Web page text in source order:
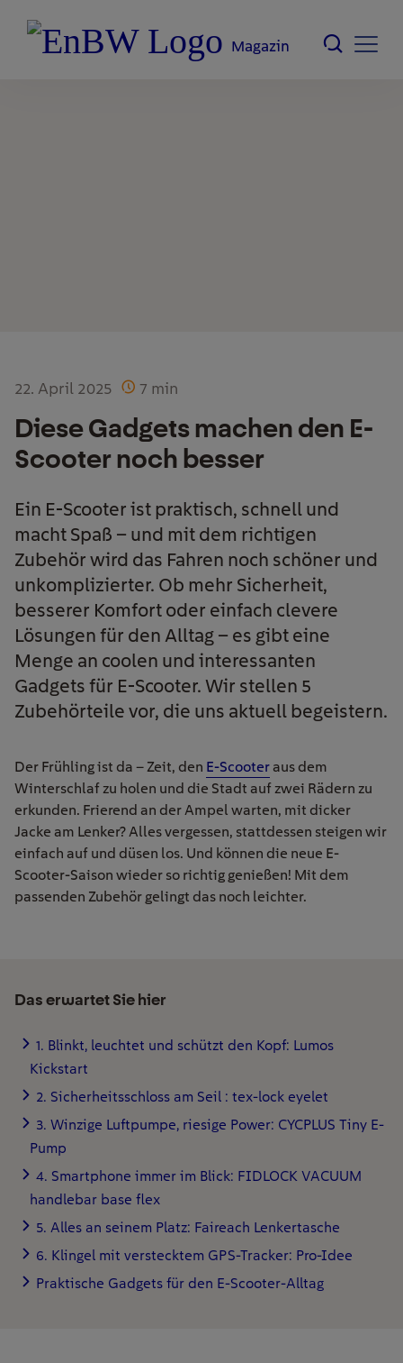
Magazin
22. April 2025 7 min
Diese Gadgets machen den E-
Scooter noch besser
Ein E-Scooter ist praktisch, schnell und
macht Spaß – und mit dem richtigen
Zubehör wird das Fahren noch schöner und
unkomplizierter. Ob mehr Sicherheit,
besserer Komfort oder einfach clevere
Lösungen für den Alltag – es gibt eine
Menge an coolen und interessanten
Gadgets für E-Scooter. Wir stellen 5
Zubehörteile vor, die uns aktuell begeistern.
Der Frühling ist da – Zeit, den E-Scooter aus dem
Winterschlaf zu holen und die Stadt auf zwei Rädern zu
erkunden. Frierend an der Ampel warten, mit dicker
Jacke am Lenker? Alles vergessen, stattdessen steigen wir
einfach auf und düsen los. Und können die neue E-
Scooter-Saison wieder so richtig genießen! Mit dem
passenden Zubehör gelingt das noch leichter.
Das erwartet Sie hier
1. Blinkt, leuchtet und schützt den Kopf: Lumos
Kickstart
2. Sicherheitsschloss am Seil : tex-lock eyelet
3. Winzige Luftpumpe, riesige Power: CYCPLUS Tiny E-
Pump
4. Smartphone immer im Blick: FIDLOCK VACUUM
handlebar base flex
5. Alles an seinem Platz: Faireach Lenkertasche
6. Klingel mit verstecktem GPS-Tracker: Pro-Idee
Praktische Gadgets für den E-Scooter-Alltag